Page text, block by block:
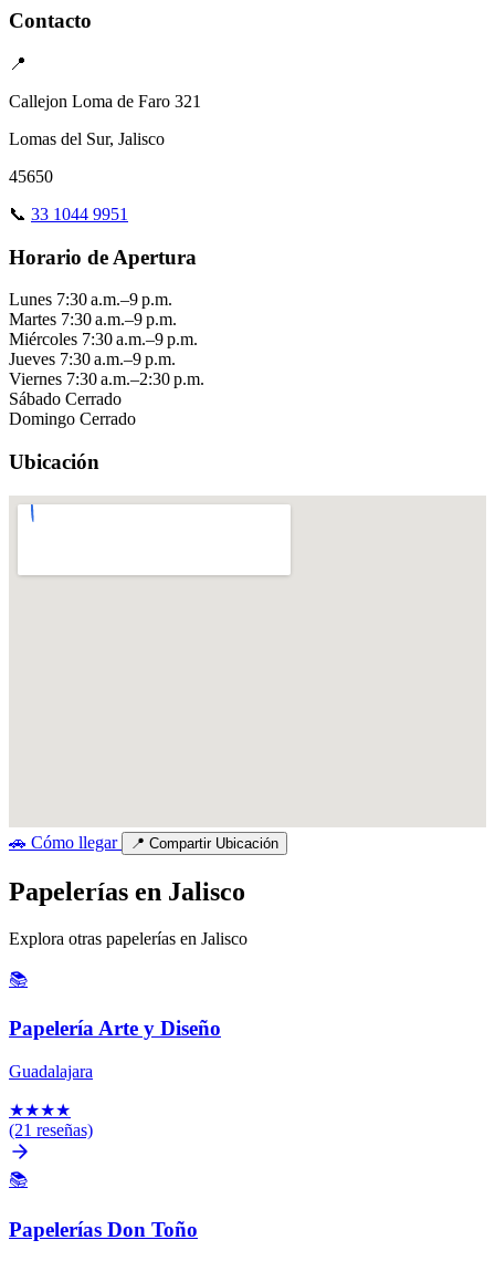
Contacto
📍
Callejon Loma de Faro 321
Lomas del Sur, Jalisco
45650
📞 33 1044 9951
Horario de Apertura
Lunes 7:30 a.m.–9 p.m.
Martes 7:30 a.m.–9 p.m.
Miércoles 7:30 a.m.–9 p.m.
Jueves 7:30 a.m.–9 p.m.
Viernes 7:30 a.m.–2:30 p.m.
Sábado Cerrado
Domingo Cerrado
Ubicación
🚗 Cómo llegar 📍 Compartir Ubicación
Papelerías en Jalisco
Explora otras papelerías en Jalisco
📚
Papelería Arte y Diseño
Guadalajara
★★★★
(21 reseñas)
📚
Papelerías Don Toño